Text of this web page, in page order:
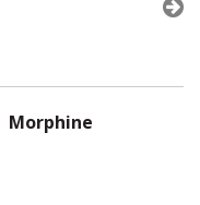
Morphine